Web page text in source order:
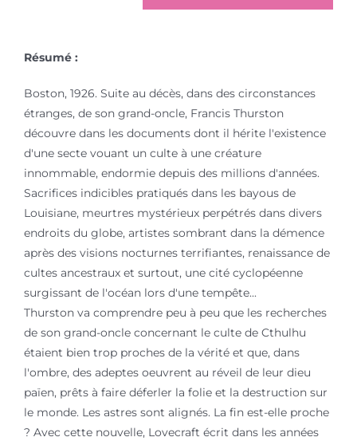
Résumé :
Boston, 1926. Suite au décès, dans des circonstances
étranges, de son grand-oncle, Francis Thurston
découvre dans les documents dont il hérite l'existence
d'une secte vouant un culte à une créature
innommable, endormie depuis des millions d'années.
Sacrifices indicibles pratiqués dans les bayous de
Louisiane, meurtres mystérieux perpétrés dans divers
endroits du globe, artistes sombrant dans la démence
après des visions nocturnes terrifiantes, renaissance de
cultes ancestraux et surtout, une cité cyclopéenne
surgissant de l'océan lors d'une tempête...
Thurston va comprendre peu à peu que les recherches
de son grand-oncle concernant le culte de Cthulhu
étaient bien trop proches de la vérité et que, dans
l'ombre, des adeptes oeuvrent au réveil de leur dieu
païen, prêts à faire déferler la folie et la destruction sur
le monde. Les astres sont alignés. La fin est-elle proche
? Avec cette nouvelle, Lovecraft écrit dans les années